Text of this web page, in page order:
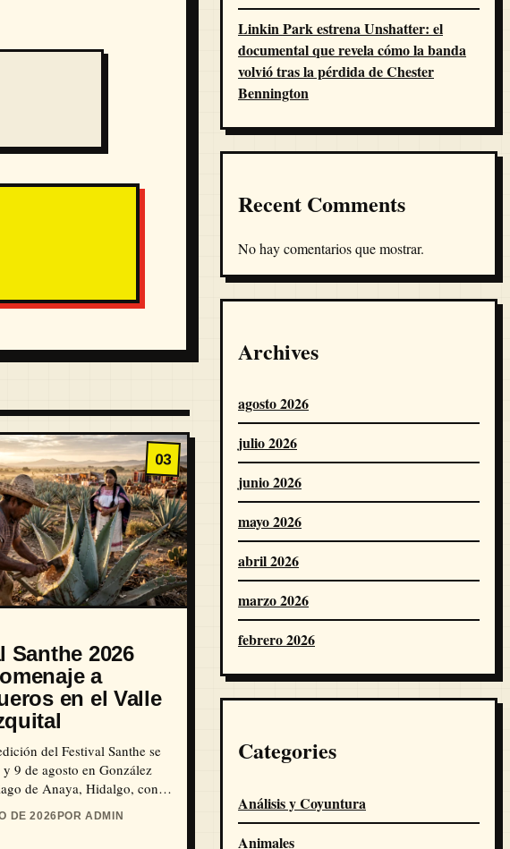
03
Santhe 2026
a
en el Valle
del Festival Santhe se
9 de agosto en González
de Anaya, Hidalgo, con
DE 2026POR ADMIN
Linkin Park estrena Unshatter: el
documental que revela cómo la banda
volvió tras la pérdida de Chester
Bennington
Recent Comments
No hay comentarios que mostrar.
Archives
agosto 2026
julio 2026
junio 2026
mayo 2026
abril 2026
marzo 2026
febrero 2026
Categories
Análisis y Coyuntura
Animales